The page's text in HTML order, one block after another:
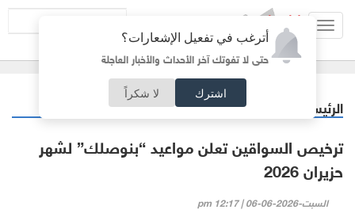
أترغب في تفعيل الإشعارات؟
حتى لا تفوتك آخر الأحداث والأخبار العاجلة
اشترك لا شكراً
الرئيسية
ترخيص السواقين تعلن مواعيد “بنوصلك” لشهر
حزيران 2026
السبت-2026-06-06 | 12:17 pm